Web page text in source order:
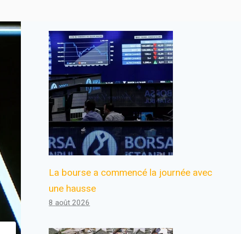
La bourse a commencé la journée avec
une hausse
8 août 2026